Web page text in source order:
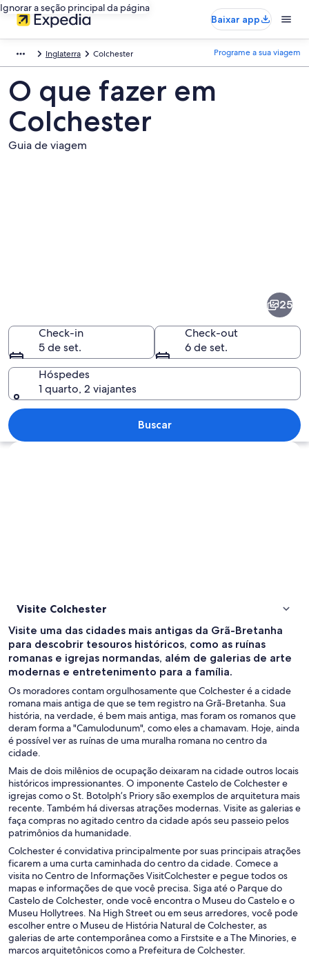
Ignorar a seção principal da página
Baixar app
Inglaterra Colchester Programe a sua viagem
O que fazer em
Colchester
Guia de viagem
Mercado de rua com um quiosque
25
Check-in
5 de set.
Check-out
6 de set.
Hóspedes
1 quarto, 2 viajantes
Buscar
Explorar mapa
Visite Colchester
Visite uma das cidades mais antigas da Grã-Bretanha
para descobrir tesouros históricos, como as ruínas
romanas e igrejas normandas, além de galerias de arte
modernas e entretenimento para a família.
Os moradores contam orgulhosamente que Colchester é a cidade
romana mais antiga de que se tem registro na Grã-Bretanha. Sua
história, na verdade, é bem mais antiga, mas foram os romanos que
deram forma a "Camulodunum", como eles a chamavam. Hoje, ainda
é possível ver as ruínas de uma muralha romana no centro da
cidade.
Mais de dois milênios de ocupação deixaram na cidade outros locais
históricos impressionantes. O imponente Castelo de Colchester e
igrejas como o St. Botolph’s Priory são exemplos de arquitetura mais
recente. Também há diversas atrações modernas. Visite as galerias e
faça compras no agitado centro da cidade após seu passeio pelos
patrimônios da humanidade.
Colchester é convidativa principalmente por suas principais atrações
ficarem a uma curta caminhada do centro da cidade. Comece a
visita no Centro de Informações VisitColchester e pegue todos os
mapas e informações de que você precisa. Siga até o Parque do
Castelo de Colchester, onde você encontra o Museu do Castelo e o
Museu Hollytrees. Na High Street ou em seus arredores, você pode
escolher entre o Museu de História Natural de Colchester, as
galerias de arte contemporânea como a Firstsite e a The Minories, e
marcos arquitetônicos como a Prefeitura de Colchester.